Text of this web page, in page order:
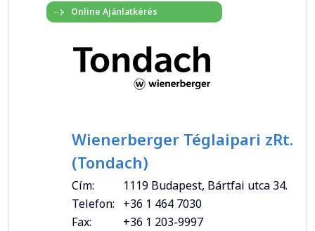
Wienerberger Téglaipari zRt.
(Tondach)
Cím:
1119 Budapest, Bártfai utca 34.
Telefon:
+36 1 464 7030
Fax:
+36 1 203-9997